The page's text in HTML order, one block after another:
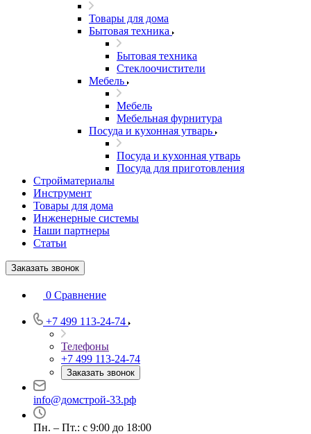
Товары для дома
Бытовая техника
Бытовая техника
Стеклоочистители
Мебель
Мебель
Мебельная фурнитура
Посуда и кухонная утварь
Посуда и кухонная утварь
Посуда для приготовления
Стройматериалы
Инструмент
Товары для дома
Инженерные системы
Наши партнеры
Статьи
Заказать звонок
0 Сравнение
+7 499 113-24-74
Телефоны
+7 499 113-24-74
Заказать звонок
info@домстрой-33.рф
Пн. – Пт.: с 9:00 до 18:00